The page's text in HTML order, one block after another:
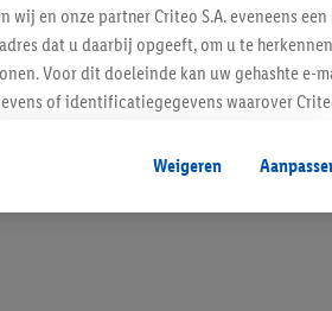
Inschrijven
en onze partner Criteo S.A. eveneens
dat u daarbij opgeeft, om u te
Voor dit doeleinde kan uw gehashte e-
of identificatiegegevens waarover
kader van retargeting, d.w.z. advertenties
in de webshop aan uw winkelmandje toe
Lidl-diensten worden
Weigeren